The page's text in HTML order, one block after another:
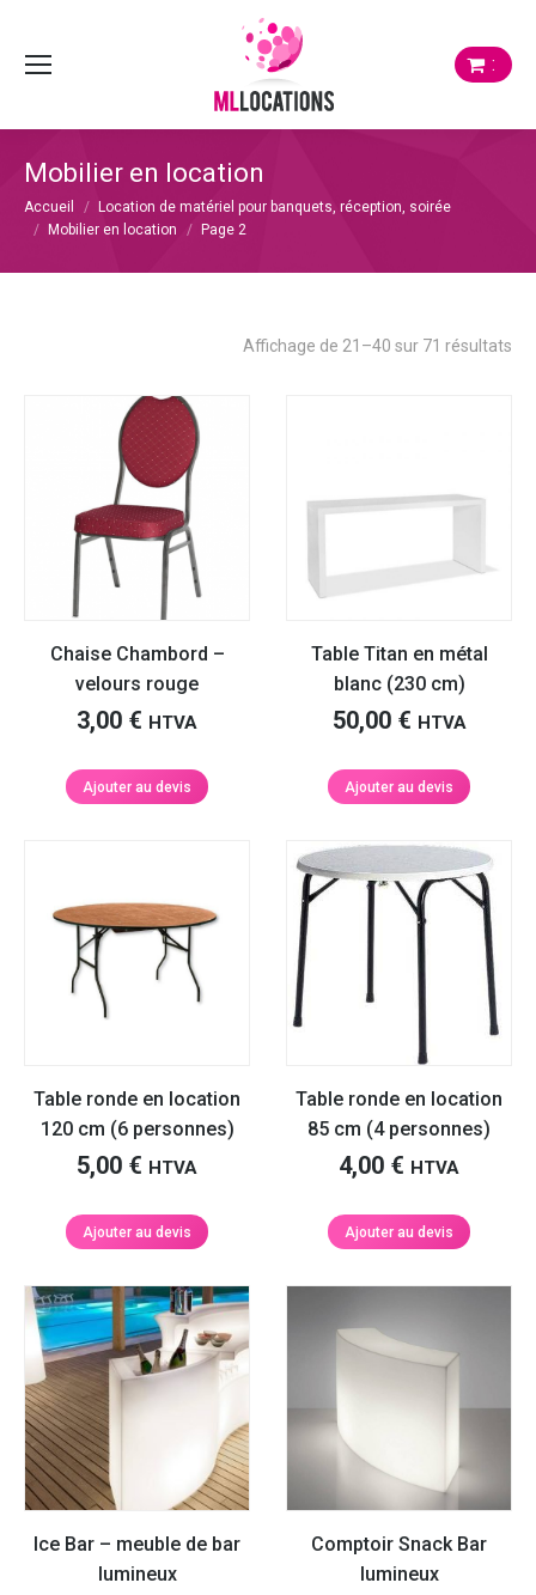
:
Mobilier en location
Vous êtes ici :
Accueil
Location de matériel pour banquets, réception, soirée
Mobilier en location
Page 2
Affichage de 21–40 sur 71 résultats
Chaise Chambord –
velours rouge
3,00 € HTVA
Ajouter au devis
Table Titan en métal
blanc (230 cm)
50,00 € HTVA
Ajouter au devis
Table ronde en location
120 cm (6 personnes)
5,00 € HTVA
Ajouter au devis
Table ronde en location
85 cm (4 personnes)
4,00 € HTVA
Ajouter au devis
Ice Bar – meuble de bar
lumineux
Comptoir Snack Bar
lumineux